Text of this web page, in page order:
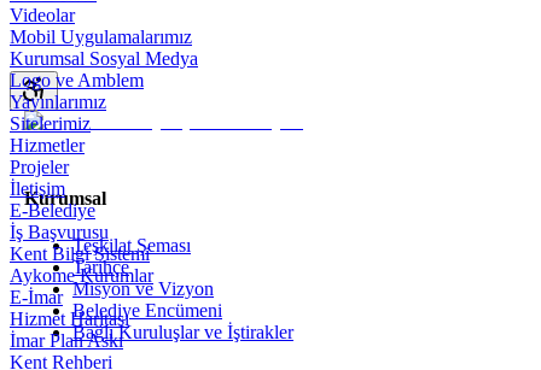
Videolar
Mobil Uygulamalarımız
Kurumsal Sosyal Medya
Logo ve Amblem
Yayınlarımız
Sitelerimiz
Hizmetler
Projeler
İletişim
E-Belediye
İş Başvurusu
Kent Bilgi Sistemi
Aykome Kurumlar
E-İmar
Hizmet Haritası
İmar Plan Askı
Kent Rehberi
Kurumsal
Teşkilat Şeması
Tarihçe
Misyon ve Vizyon
Belediye Encümeni
Bağlı Kuruluşlar ve İştirakler